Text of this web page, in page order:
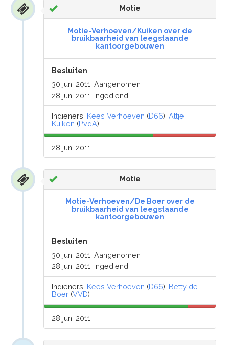
Motie
Motie-Verhoeven/Kuiken over de
bruikbaarheid van leegstaande
kantoorgebouwen
Besluiten
30 juni 2011: Aangenomen
28 juni 2011: Ingediend
Indieners: Kees Verhoeven (D66),Attje
Kuiken (PvdA)
28 juni 2011
Motie
Motie-Verhoeven/De Boer over de
bruikbaarheid van leegstaande
kantoorgebouwen
Besluiten
30 juni 2011: Aangenomen
28 juni 2011: Ingediend
Indieners: Kees Verhoeven (D66), Betty de
Boer (VVD)
28 juni 2011